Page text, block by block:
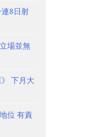
8日射
場並無
下月大
位 有責